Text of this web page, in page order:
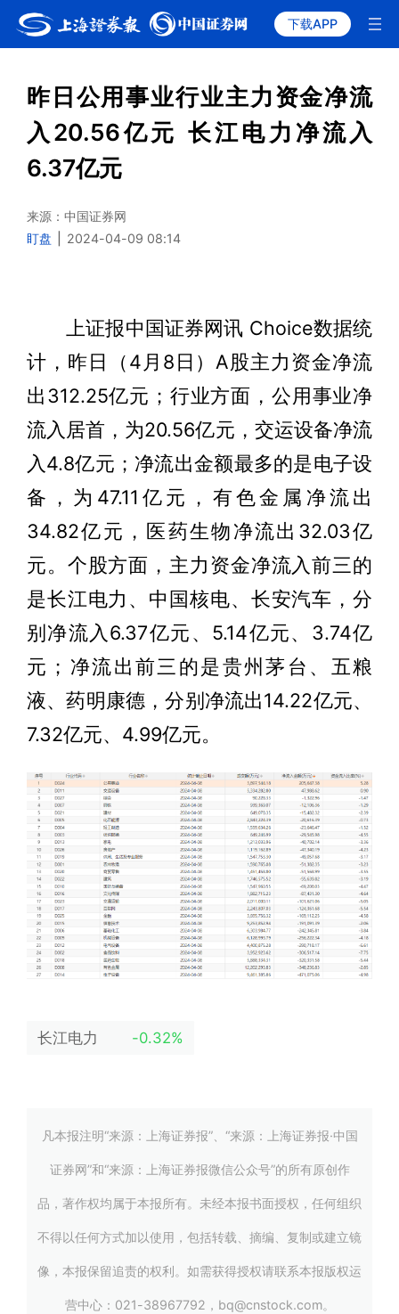
下载APP
昨日公用事业行业主力资金净流
入20.56亿元 长江电力净流入
6.37亿元
来源：中国证券网
盯盘
2024-04-09 08:14
上证报中国证券网讯 Choice数据统
计，昨日（4月8日）A股主力资金净流
出312.25亿元；行业方面，公用事业净
流入居首，为20.56亿元，交运设备净流
入4.8亿元；净流出金额最多的是电子设
备，为47.11亿元，有色金属净流出
34.82亿元，医药生物净流出32.03亿
元。个股方面，主力资金净流入前三的
是长江电力、中国核电、长安汽车，分
别净流入6.37亿元、5.14亿元、3.74亿
元；净流出前三的是贵州茅台、五粮
液、药明康德，分别净流出14.22亿元、
7.32亿元、4.99亿元。
长江电力 -0.32%
凡本报注明“来源：上海证券报”、“来源：上海证券报·中国
证券网”和“来源：上海证券报微信公众号”的所有原创作
品，著作权均属于本报所有。未经本报书面授权，任何组织
不得以任何方式加以使用，包括转载、摘编、复制或建立镜
像，本报保留追责的权利。如需获得授权请联系本报版权运
营中心：021-38967792，bq@cnstock.com。